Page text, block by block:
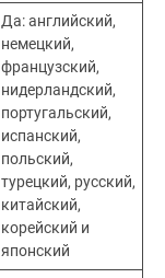
Да: английский,
немецкий,
французский,
нидерландский,
португальский,
испанский,
польский,
турецкий, русский,
китайский,
корейский и
японский